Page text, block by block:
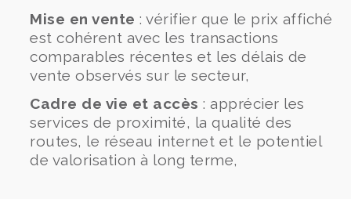
Mise en vente : vérifier que le prix affiché
est cohérent avec les transactions
comparables récentes et les délais de
vente observés sur le secteur,
Cadre de vie et accès : apprécier les
services de proximité, la qualité des
routes, le réseau internet et le potentiel
de valorisation à long terme,